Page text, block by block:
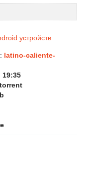
latino-caliente-
19:35
torrent